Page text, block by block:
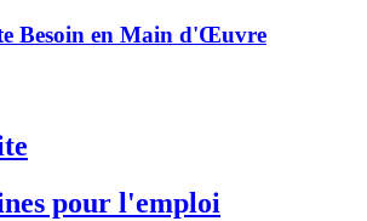
Besoin en Main d'Œuvre
pour l'emploi